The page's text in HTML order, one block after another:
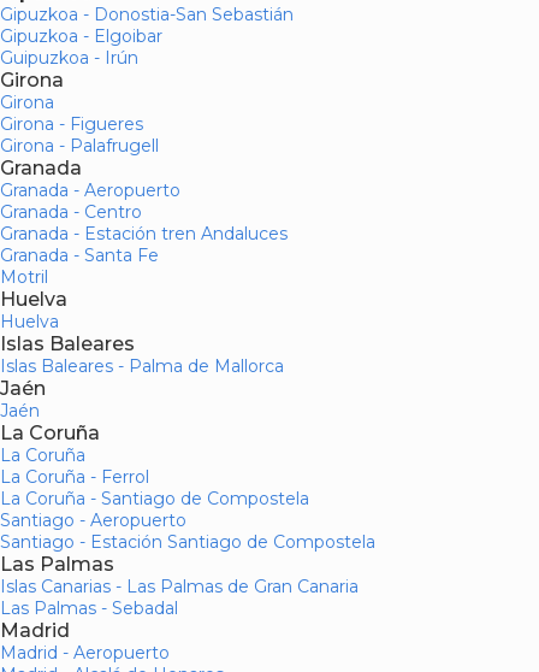
Gipuzkoa - Donostia-San Sebastián
Gipuzkoa - Elgoibar
Guipuzkoa - Irún
Girona
Girona
Girona - Figueres
Girona - Palafrugell
Granada
Granada - Aeropuerto
Granada - Centro
Granada - Estación tren Andaluces
Granada - Santa Fe
Motril
Huelva
Huelva
Islas Baleares
Islas Baleares - Palma de Mallorca
Jaén
Jaén
La Coruña
La Coruña
La Coruña - Ferrol
La Coruña - Santiago de Compostela
Santiago - Aeropuerto
Santiago - Estación Santiago de Compostela
Las Palmas
Islas Canarias - Las Palmas de Gran Canaria
Las Palmas - Sebadal
Madrid
Madrid - Aeropuerto